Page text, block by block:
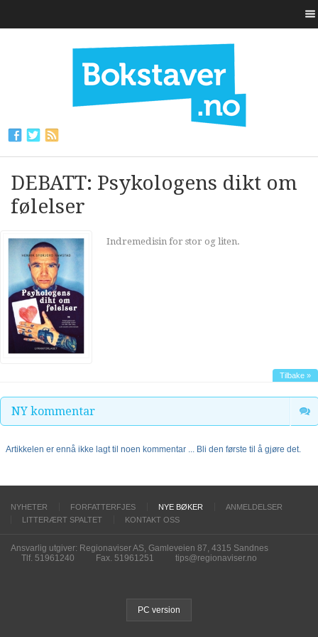
DEBATT: Psykologens dikt om
følelser
Indremedisin for stor og liten.
Tilbake »
NY kommentar
Artikkelen er ennå ikke lagt til noen kommentar ... Bli den første til å gjøre det.
NYHETER FORFATTERFJES NYE BØKER
ANMELDELSER
LITTERÆRT SPALTET
KONTAKT OSS
Ansvarlig utgiver: Regionaviser AS, Gamleveien 87, 4315 Sandnes
Tlf. 51961240
Fax. 51961251 tips@regionaviser.no
PC version